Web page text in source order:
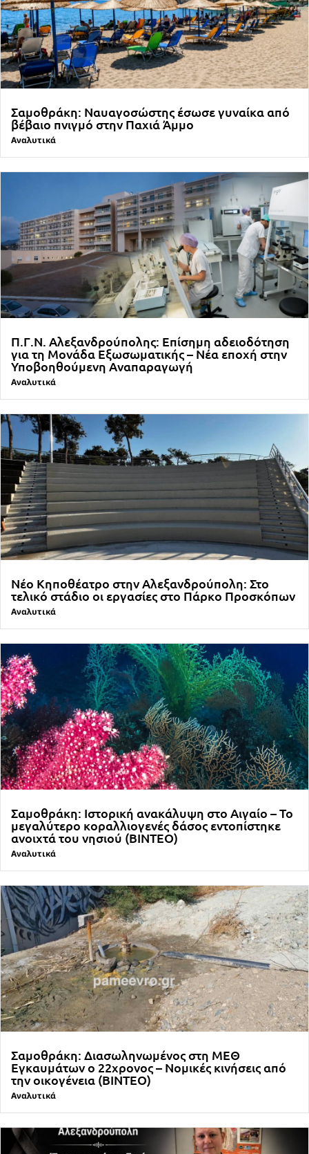
Σαμοθράκη: Ναυαγοσώστης έσωσε γυναίκα από
βέβαιο πνιγμό στην Παχιά Άμμο
Αναλυτικά
Π.Γ.Ν. Αλεξανδρούπολης: Επίσημη αδειοδότηση
για τη Μονάδα Εξωσωματικής – Νέα εποχή στην
Υποβοηθούμενη Αναπαραγωγή
Αναλυτικά
Νέο Κηποθέατρο στην Αλεξανδρούπολη: Στο
τελικό στάδιο οι εργασίες στο Πάρκο Προσκόπων
Αναλυτικά
Σαμοθράκη: Ιστορική ανακάλυψη στο Αιγαίο – Το
μεγαλύτερο κοραλλιογενές δάσος εντοπίστηκε
ανοιχτά του νησιού (ΒΙΝΤΕΟ)
Αναλυτικά
Σαμοθράκη: Διασωληνωμένος στη ΜΕΘ
Εγκαυμάτων ο 22χρονος – Νομικές κινήσεις από
την οικογένεια (ΒΙΝΤΕΟ)
Αναλυτικά